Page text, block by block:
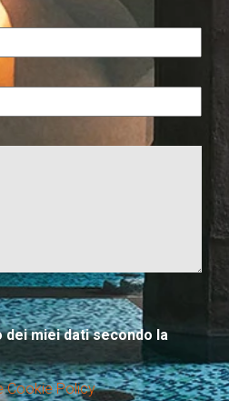
miei dati secondo la
Cookie Policy